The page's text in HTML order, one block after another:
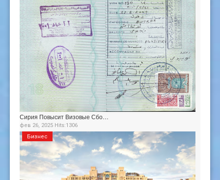
Сирия Повысит Визовые Сбо…
фев 26, 2025 Hits:1306
Бизнес